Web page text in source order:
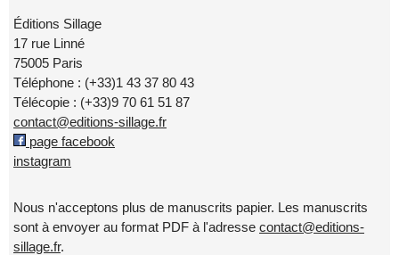
Éditions Sillage
17 rue Linné
75005 Paris
Téléphone : (+33)1 43 37 80 43
Télécopie : (+33)9 70 61 51 87
contact@editions-sillage.fr
page facebook
instagram
Nous n'acceptons plus de manuscrits papier. Les manuscrits
sont à envoyer au format PDF à l'adresse contact@editions-
sillage.fr.